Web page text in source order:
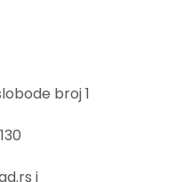
broj 1
i